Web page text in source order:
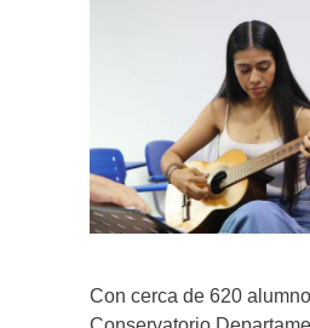
Con cerca de 620